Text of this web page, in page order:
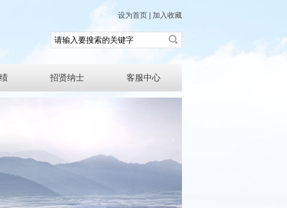
设为首页 加入收藏
客服中心
招贤纳士